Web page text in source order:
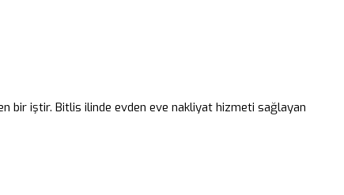
bir iştir. Bitlis ilinde evden eve nakliyat hizmeti sağlayan